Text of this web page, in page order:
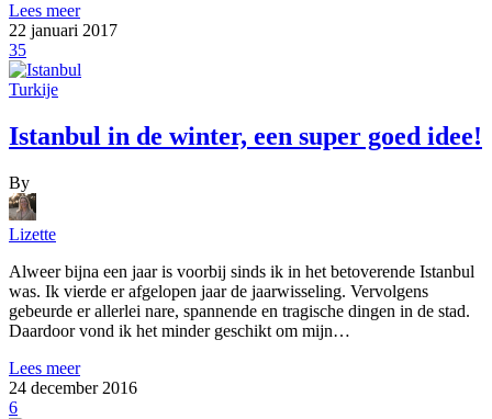
Lees meer
22 januari 2017
35
Turkije
Istanbul in de winter, een super goed idee!
By
Lizette
Alweer bijna een jaar is voorbij sinds ik in het betoverende Istanbul
was. Ik vierde er afgelopen jaar de jaarwisseling. Vervolgens
gebeurde er allerlei nare, spannende en tragische dingen in de stad.
Daardoor vond ik het minder geschikt om mijn…
Lees meer
24 december 2016
6